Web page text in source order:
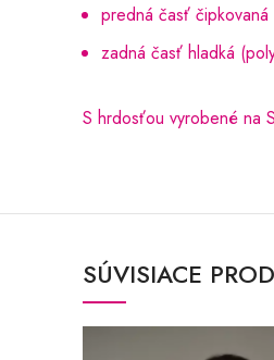
predná časť čipkovaná
zadná časť hladká
S hrdosťou vyrobené na
SÚVISIACE